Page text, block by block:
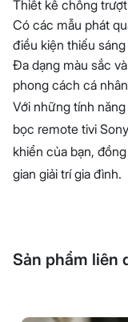
Thiết kế chống
Có các mẫu phát
điều kiện thiếu sáng
Đa dạng màu sắc
phong cách cá nhân
Với những tính
bọc remote tivi
khiển của bạn,
gian giải trí gia đình.
Sản phẩm liên